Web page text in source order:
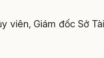
viên, Giám đốc Sở Tài